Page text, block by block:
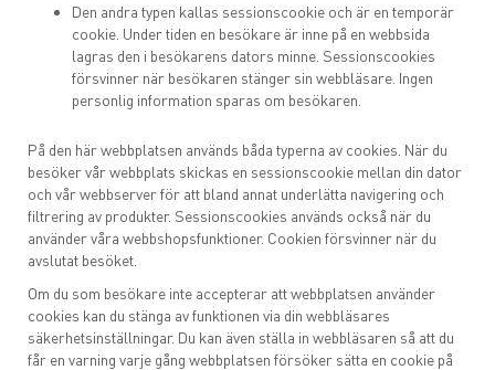
Den andra typen kallas sessionscookie och är en temporär
cookie. Under tiden en besökare är inne på en webbsida
lagras den i besökarens dators minne. Sessionscookies
försvinner när besökaren stänger sin webbläsare. Ingen
personlig information sparas om besökaren.
På den här webbplatsen används båda typerna av cookies. När du
besöker vår webbplats skickas en sessionscookie mellan din dator
och vår webbserver för att bland annat underlätta navigering och
filtrering av produkter. Sessionscookies används också när du
använder våra webbshopsfunktioner. Cookien försvinner när du
avslutat besöket.
Om du som besökare inte accepterar att webbplatsen använder
cookies kan du stänga av funktionen via din webbläsares
säkerhetsinställningar. Du kan även ställa in webbläsaren så att du
får en varning varje gång webbplatsen försöker sätta en cookie på